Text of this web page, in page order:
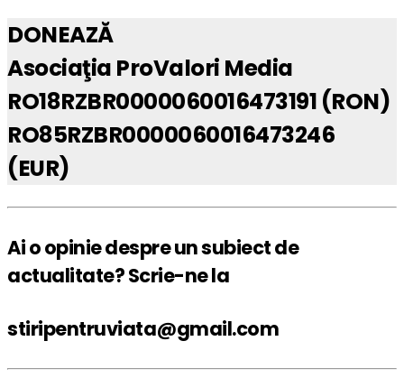
DONEAZĂ
Asociaţia ProValori Media
RO18RZBR0000060016473191 (RON)
RO85RZBR0000060016473246
(EUR)
Ai o opinie despre un subiect de
actualitate? Scrie-ne la
stiripentruviata@gmail.com